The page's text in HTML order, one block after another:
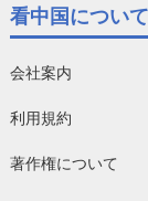
看中国について
会社案内
利用規約
著作権について